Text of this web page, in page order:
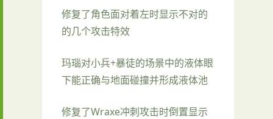
修复了角色面对着左时显示不对的
的几个攻击特效
玛瑙对小兵+暴徒的场景中的液体眼
下能正确与地面碰撞并形成液体池
修复了Wraxe冲刺攻击时倒置显示